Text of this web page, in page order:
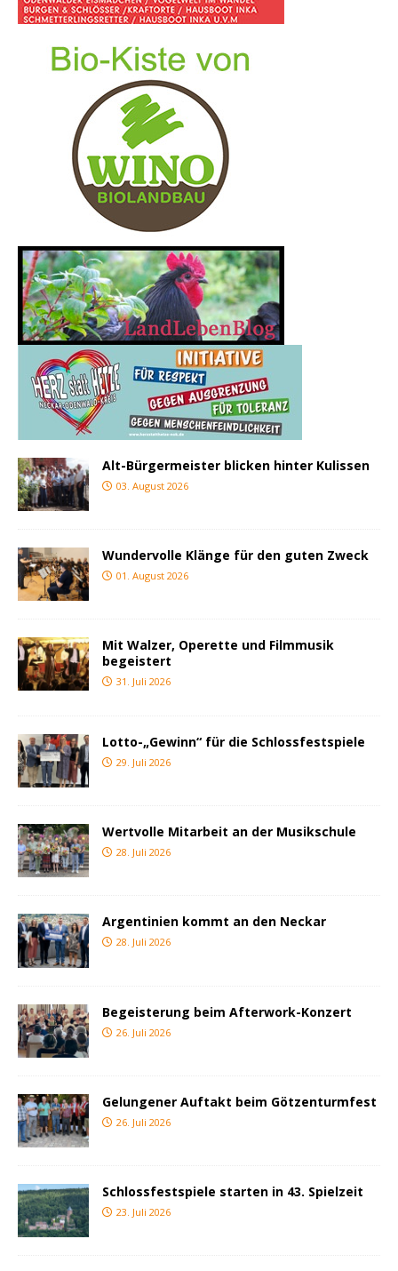
Alt-Bürgermeister blicken hinter Kulissen
03. August 2026
Wundervolle Klänge für den guten Zweck
01. August 2026
Mit Walzer, Operette und Filmmusik
begeistert
31. Juli 2026
Lotto-„Gewinn“ für die Schlossfestspiele
29. Juli 2026
Wertvolle Mitarbeit an der Musikschule
28. Juli 2026
Argentinien kommt an den Neckar
28. Juli 2026
Begeisterung beim Afterwork-Konzert
26. Juli 2026
Gelungener Auftakt beim Götzenturmfest
26. Juli 2026
Schlossfestspiele starten in 43. Spielzeit
23. Juli 2026